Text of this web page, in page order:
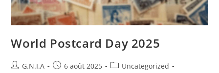
World Postcard Day 2025
G.N.I.A 6 août 2025
Uncategorized